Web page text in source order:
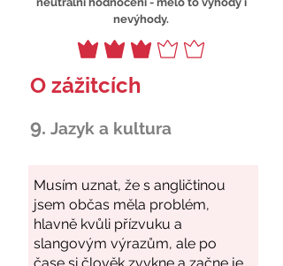
nevýhody.
O zážitcích
9. Jazyk a kultura